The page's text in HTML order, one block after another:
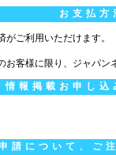
お支払方
ご利用いただけます。
客様に限り、ジャパン
情報掲載お申し込
請について、ご